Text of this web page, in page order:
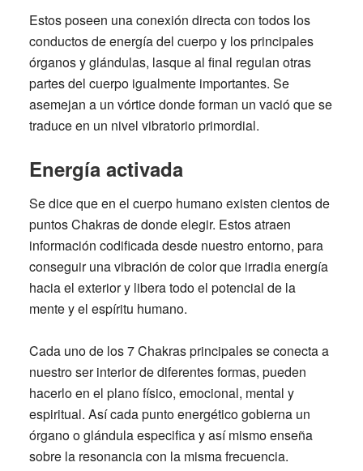
Estos poseen una conexión directa con todos los
conductos de energía del cuerpo y los principales
órganos y glándulas, lasque al final regulan otras
partes del cuerpo igualmente importantes. Se
asemejan a un vórtice donde forman un vació que se
traduce en un nivel vibratorio primordial.
Energía activada
Se dice que en el cuerpo humano existen cientos de
puntos Chakras de donde elegir. Estos atraen
información codificada desde nuestro entorno, para
conseguir una vibración de color que irradia energía
hacia el exterior y libera todo el potencial de la
mente y el espíritu humano.
Cada uno de los7 Chakrasprincipales se conecta a
nuestro ser interior de diferentes formas, pueden
hacerlo en el plano físico, emocional, mental y
espiritual. Así cada punto energético gobierna un
órgano o glándula especifica y así mismo enseña
sobre la resonancia con la misma frecuencia.